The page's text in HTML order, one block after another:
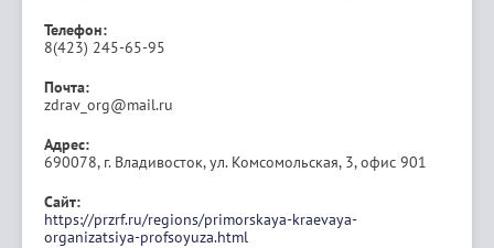
Телефон:
8(423) 245-65-95
Почта:
zdrav_org@mail.ru
Адрес:
690078, г. Владивосток, ул. Комсомольская, 3, офис 901
Сайт:
https://przrf.ru/regions/primorskaya-kraevaya-
organizatsiya-profsoyuza.html